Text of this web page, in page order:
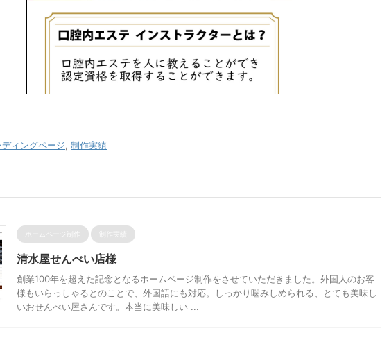
ディングページ 制作実績
ホームページ制作 制作実績
清水屋せんべい店様
創業100年を超えた記念となるホームページ制作をさせていただきました。外国人のお客
様もいらっしゃるとのことで、外国語にも対応。しっかり噛みしめられる、とても美味し
いおせんべい屋さんです。本当に美味しい ...